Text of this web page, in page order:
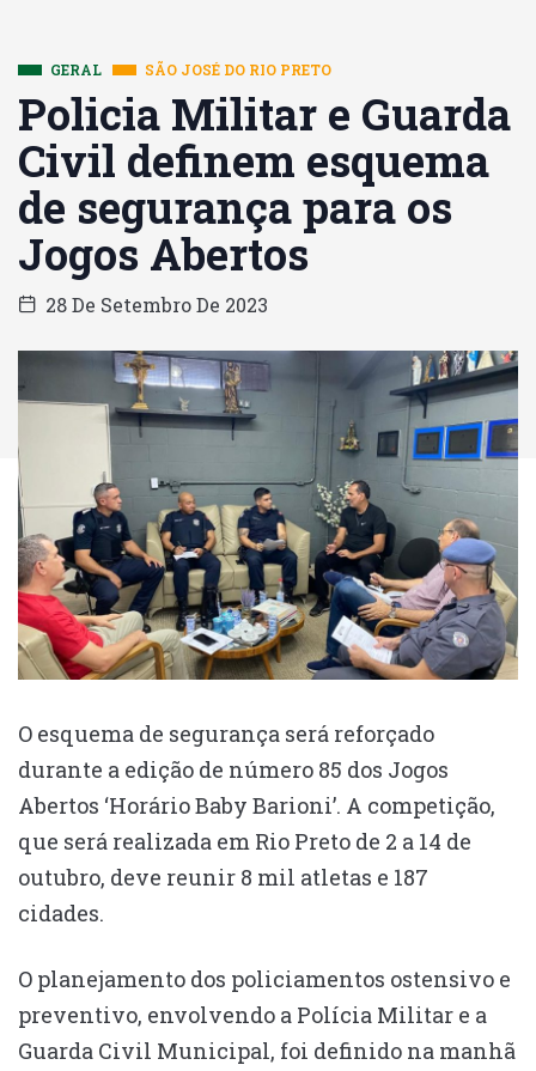
GERAL SÃO JOSÉ DO RIO PRETO
Policia Militar e Guarda
Civil definem esquema
de segurança para os
Jogos Abertos
28 De Setembro De 2023
O esquema de segurança será reforçado
durante a edição de número 85 dos Jogos
Abertos ‘Horário Baby Barioni’. A competição,
que será realizada em Rio Preto de 2 a 14 de
outubro, deve reunir 8 mil atletas e 187
cidades.
O planejamento dos policiamentos ostensivo e
preventivo, envolvendo a Polícia Militar e a
Guarda Civil Municipal, foi definido na manhã